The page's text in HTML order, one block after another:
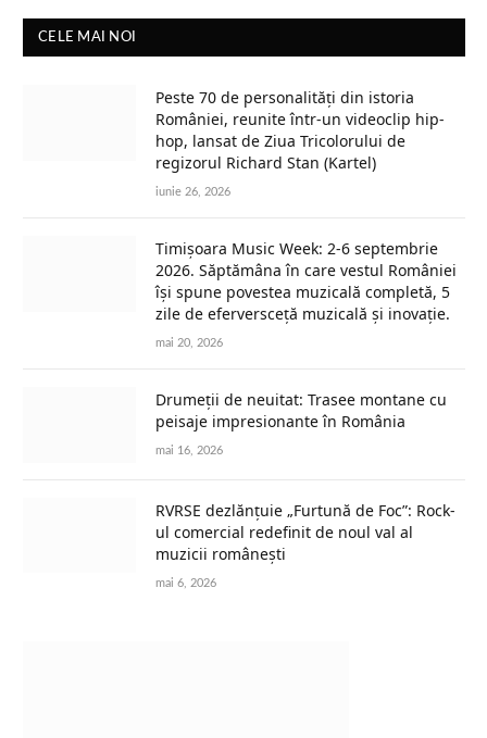
CELE MAI NOI
Peste 70 de personalități din istoria
României, reunite într-un videoclip hip-
hop, lansat de Ziua Tricolorului de
regizorul Richard Stan (Kartel)
iunie 26, 2026
Timișoara Music Week: 2-6 septembrie
2026. Săptămâna în care vestul României
își spune povestea muzicală completă, 5
zile de eferversceță muzicală și inovație.
mai 20, 2026
Drumeții de neuitat: Trasee montane cu
peisaje impresionante în România
mai 16, 2026
RVRSE dezlănțuie „Furtună de Foc”: Rock-
ul comercial redefinit de noul val al
muzicii românești
mai 6, 2026